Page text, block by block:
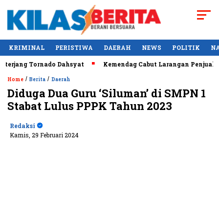
KRIMINAL PERISTIWA DAERAH NEWS POLITIK
Tornado Dahsyat Kemendag Cabut Larangan Penjualan
Home / Berita / Daerah
Diduga Dua Guru ‘Siluman’ di SMPN 1
Stabat Lulus PPPK Tahun 2023
Redaksi
Kamis, 29 Februari 2024